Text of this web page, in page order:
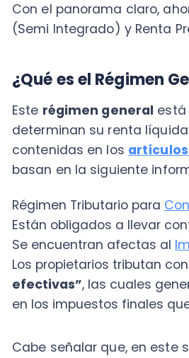
contenidas en losartículos 29
basan en la siguiente
Están obligados a llevar
Se encuentran afectas al
Los propietarios tributan con
efectivas”, las cuales
en los impuestos finales que
Cabe señalar que, en este
efectivos con imputación
sistema está destinado para
como PyMES, debido a sus
Vale la pena recordar que
aquellas que hayan